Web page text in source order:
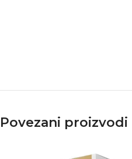
Povezani proizvodi